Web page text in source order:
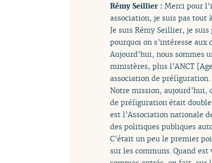
Rémy Seillier : Merci pour
association, je suis pas tout
Je suis Rémy Seillier, je
pourquoi on s’intéresse aux
Aujourd’hui, nous sommes
ministères, plus l’ANCT
association de préfiguration.
Notre mission, aujourd’hui,
de préfiguration était
est l’Association nationale
des politiques publiques
C’était un peu le premier
sur les communs. Quand